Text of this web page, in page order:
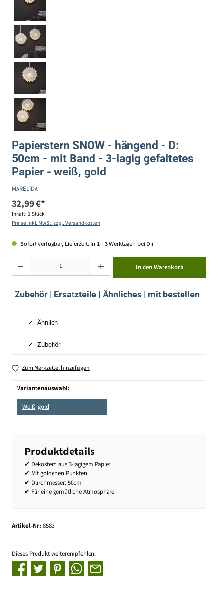
Papierstern SNOW - hängend - D:
50cm - mit Band - 3-lagig gefaltetes
Papier - weiß, gold
MARELIDA
32,99 €*
Inhalt: 1 Stück
Preise inkl. MwSt. zzgl. Versandkosten
Sofort verfügbar, Lieferzeit: In 1 - 3 Werktagen bei Dir
In den Warenkorb
Zubehör | Ersatzteile | Ähnliches | mit bestellen
Ähnlich
Zubehör
Zum Merkzettel hinzufügen
Variantenauswahl:
Weiß, gold
Produktdetails
✔ Dekostern aus 3-lagigem Papier
✔ Mit goldenen Punkten
✔ Durchmesser: 50cm
✔ Für eine gemütliche Atmosphäre
Artikel-Nr: 8583
Dieses Produkt weiterempfehlen: